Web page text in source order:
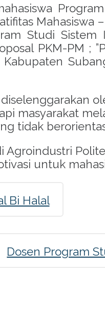
Mahasiswa
Studi
PKM-PM ;
masyarakat
tidak
Agroindustri
untuk
Bi Halal
Dosen Program